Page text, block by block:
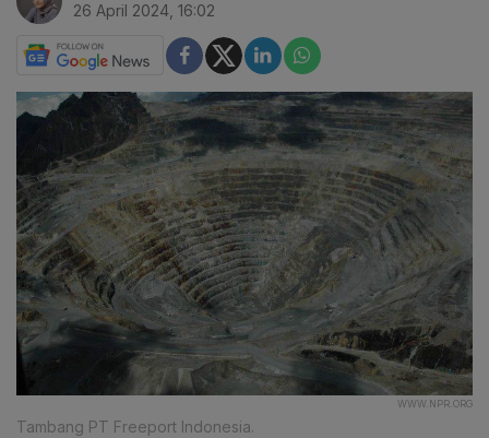
26 April 2024, 16:02
WWW.NPR.ORG
Tambang PT Freeport Indonesia.